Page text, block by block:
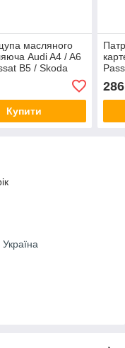
масляного
Audi A4 / A6
B5 / Skoda
Купити
286